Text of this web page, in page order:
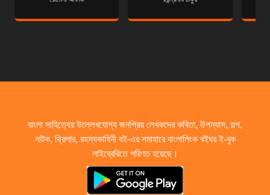
বাংলা সাহিত্যের উল্লেখযোগ্য জনপ্রিয় লেখকদের কবিতা, উপন্যাস, গল্প,
নাটক, থ্রিলার, রহস্যকাহিনী বই-এর সমাহারে বাংলালিংক বইঘর ই-বুক
লাইব্রেরিতে পরিণত হয়েছে।